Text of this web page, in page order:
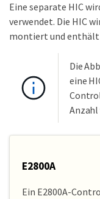
Eine separate HIC
verwendet. Die HIC
montiert und enthält
Die
eine
Anzahl
E2800A
Ein E2800A-